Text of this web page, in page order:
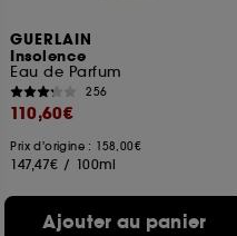
GUERLAIN
Insolence
Eau de Parfum
256
110,60€
Prix d'origine : 158,00€
147,47€ / 100ml
Ajouter au panier